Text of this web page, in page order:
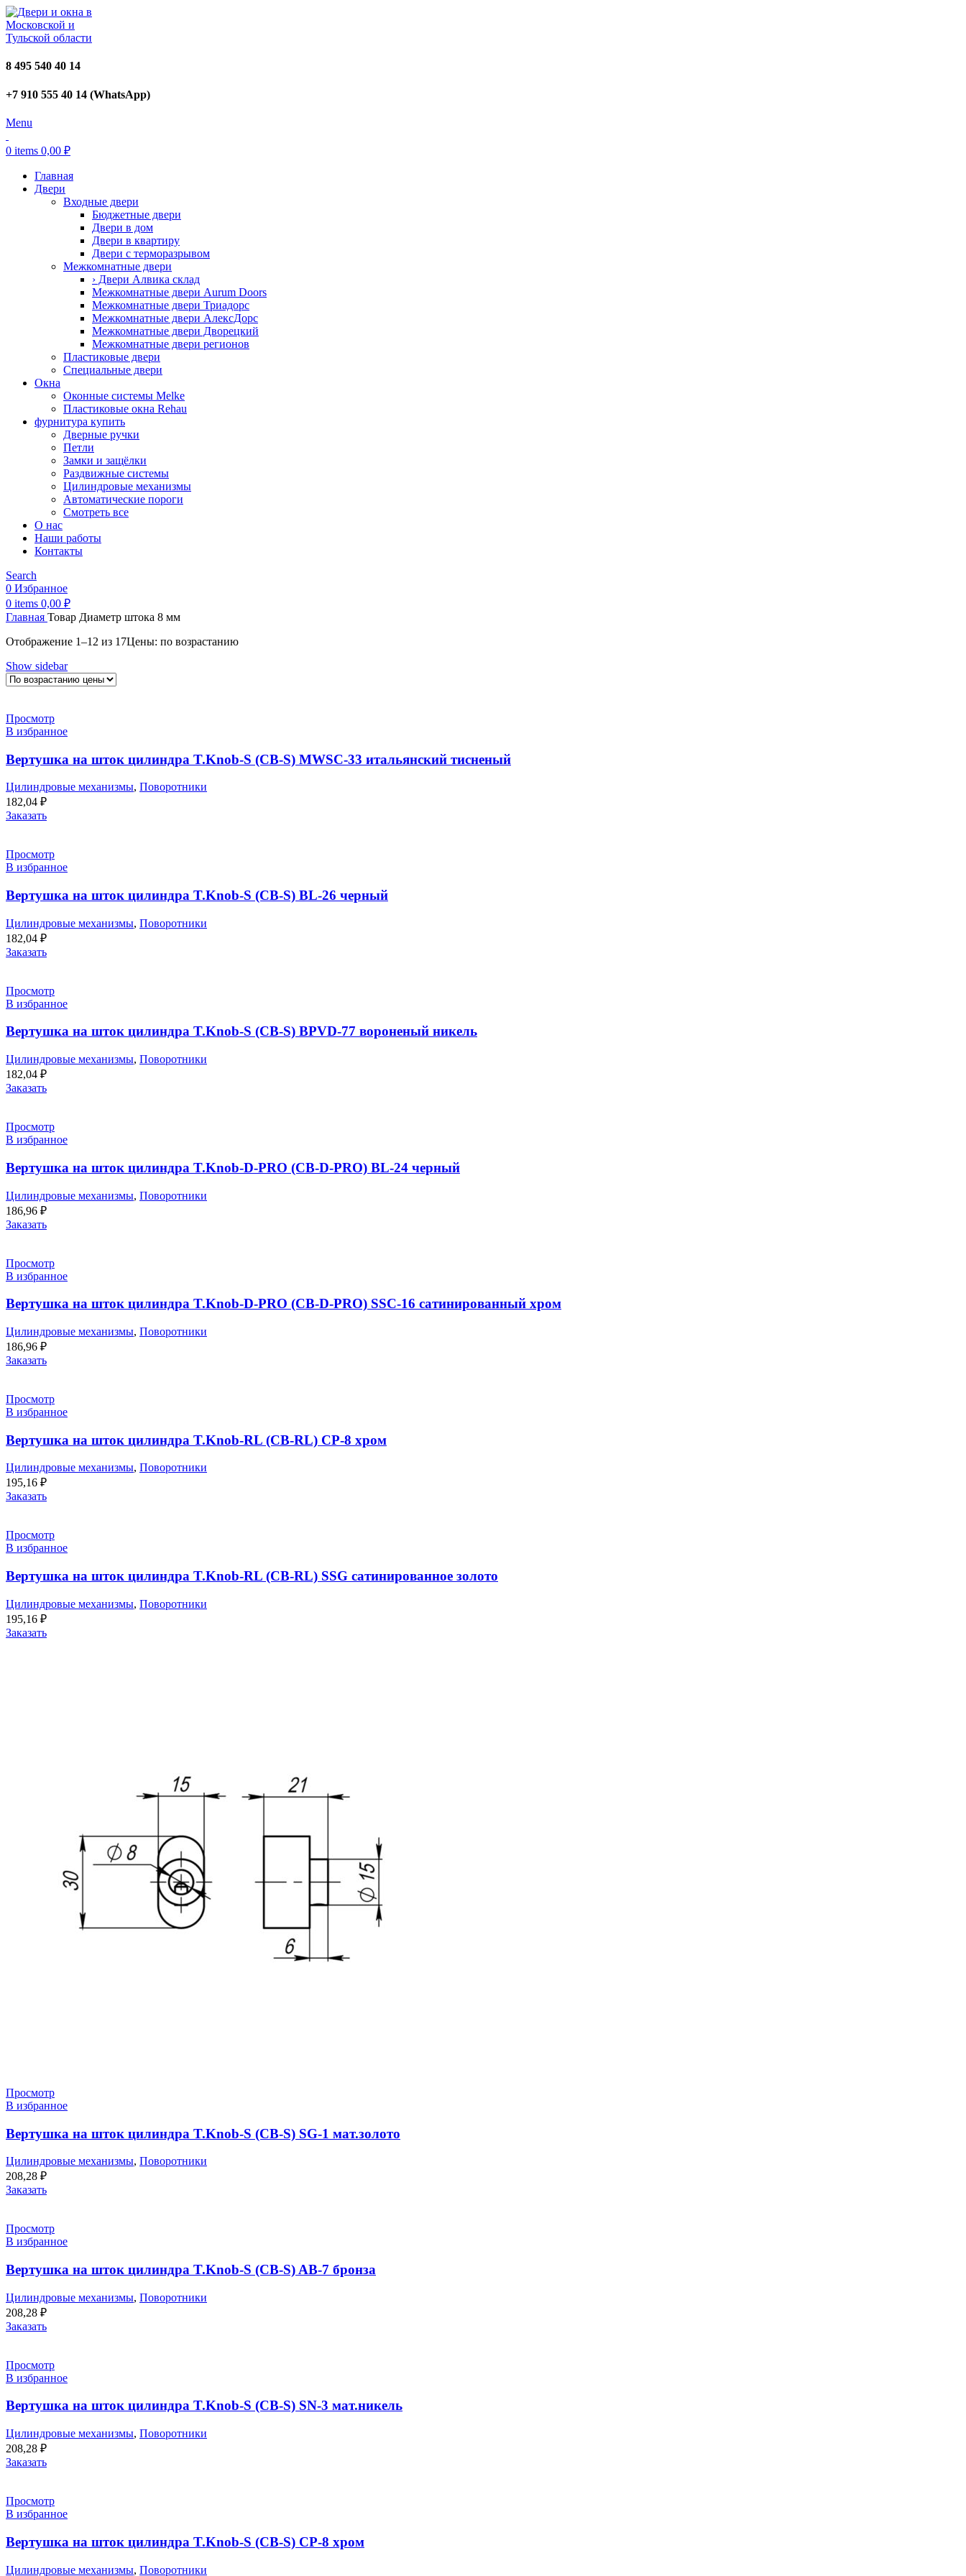
8 495 540 40 14
+7 910 555 40 14 (WhatsApp)
Menu
0 items 0,00 ₽
Главная
Двери
Входные двери
Бюджетные двери
Двери в дом
Двери в квартиру
Двери с терморазрывом
Межкомнатные двери
› Двери Алвика склад
Межкомнатные двери Aurum Doors
Межкомнатные двери Триадорс
Межкомнатные двери АлексДорс
Межкомнатные двери Дворецкий
Межкомнатные двери регионов
Пластиковые двери
Специальные двери
Окна
Оконные системы Melke
Пластиковые окна Rehau
фурнитура купить
Дверные ручки
Петли
Замки и защёлки
Раздвижные системы
Цилиндровые механизмы
Автоматические пороги
Смотреть все
О нас
Наши работы
Контакты
Search
0 Избранное
0 items 0,00 ₽
Главная Товар Диаметр штока 8 мм
Отображение 1–12 из 17Цены: по возрастанию
Show sidebar
Просмотр
В избранное
Вертушка на шток цилиндра T.Knob-S (CB-S) MWSC-33 итальянский тисненый
Цилиндровые механизмы, Поворотники
182,04 ₽
Заказать
Просмотр
В избранное
Вертушка на шток цилиндра T.Knob-S (CB-S) BL-26 черный
Цилиндровые механизмы, Поворотники
182,04 ₽
Заказать
Просмотр
В избранное
Вертушка на шток цилиндра T.Knob-S (CB-S) BPVD-77 вороненый никель
Цилиндровые механизмы, Поворотники
182,04 ₽
Заказать
Просмотр
В избранное
Вертушка на шток цилиндра T.Knob-D-PRO (CB-D-PRO) BL-24 черный
Цилиндровые механизмы, Поворотники
186,96 ₽
Заказать
Просмотр
В избранное
Вертушка на шток цилиндра T.Knob-D-PRO (CB-D-PRO) SSC-16 сатинированный хром
Цилиндровые механизмы, Поворотники
186,96 ₽
Заказать
Просмотр
В избранное
Вертушка на шток цилиндра T.Knob-RL (CB-RL) CP-8 хром
Цилиндровые механизмы, Поворотники
195,16 ₽
Заказать
Просмотр
В избранное
Вертушка на шток цилиндра T.Knob-RL (CB-RL) SSG сатинированное золото
Цилиндровые механизмы, Поворотники
195,16 ₽
Заказать
Просмотр
В избранное
Вертушка на шток цилиндра T.Knob-S (CB-S) SG-1 мат.золото
Цилиндровые механизмы, Поворотники
208,28 ₽
Заказать
Просмотр
В избранное
Вертушка на шток цилиндра T.Knob-S (CB-S) AB-7 бронза
Цилиндровые механизмы, Поворотники
208,28 ₽
Заказать
Просмотр
В избранное
Вертушка на шток цилиндра T.Knob-S (CB-S) SN-3 мат.никель
Цилиндровые механизмы, Поворотники
208,28 ₽
Заказать
Просмотр
В избранное
Вертушка на шток цилиндра T.Knob-S (CB-S) CP-8 хром
Цилиндровые механизмы, Поворотники